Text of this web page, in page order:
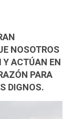
NOSOTROS
Y ACTÚAN EN
PARA
DIGNOS.